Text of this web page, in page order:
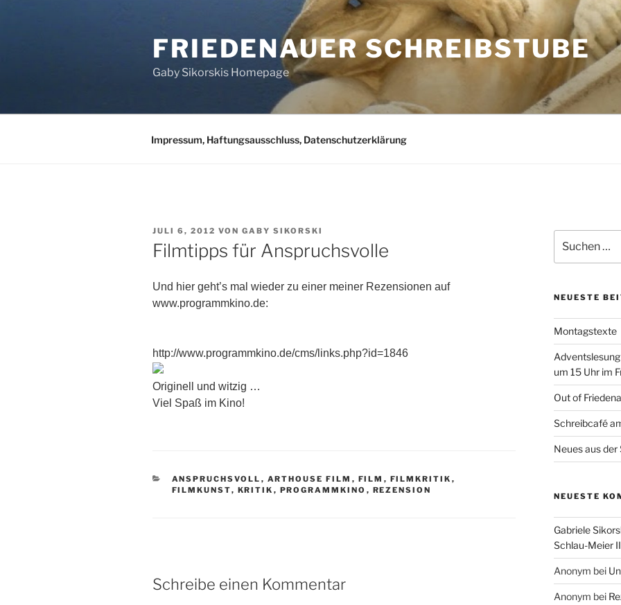
FRIEDENAUER SCHREIBSTUBE
Gaby Sikorskis Homepage
Impressum, Haftungsausschluss, Datenschutzerklärung
VERÖFFENTLICHT
AM
JULI 6, 2012 VON GABY SIKORSKI
Filmtipps für Anspruchsvolle
Und hier geht’s mal wieder zu einer meiner Rezensionen auf
www.programmkino.de:
http://www.programmkino.de/cms/links.php?id=1846
Originell und witzig …
Viel Spaß im Kino!
KATEGORIEN
ANSPRUCHSVOLL , ARTHOUSE FILM , FILM , FILMKRITIK ,
FILMKUNST, KRITIK , PROGRAMMKINO , REZENSION
Schreibe einen Kommentar
nach:
NEUESTE
Montagstexte
um 15 Uhr im
Out of
Schreibcafé
Neues aus
NEUESTE
Gabriele
Schlau-Meier II
Anonym bei
Anonym bei